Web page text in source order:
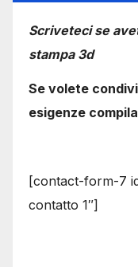
Scriveteci se
stampa 3d
Se volete
esigenze
[contact-form-7
contatto 1″]